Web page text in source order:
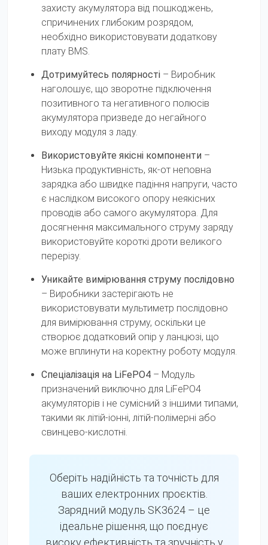
захисту акумулятора від пошкоджень,
спричинених глибоким розрядом,
необхідно використовувати додаткову
плату BMS.
Дотримуйтесь полярності – Виробник
наголошує, що зворотне підключення
позитивного та негативного полюсів
акумулятора призведе до негайного
виходу модуля з ладу.
Використовуйте якісні компоненти –
Низька продуктивність, як-от неповна
зарядка або швидке падіння напруги, часто
є наслідком високого опору неякісних
проводів або самого акумулятора. Для
досягнення максимального струму заряду
використовуйте короткі дроти великого
перерізу.
Уникайте вимірювання струму послідовно
– Виробники застерігають не
використовувати мультиметр послідовно
для вимірювання струму, оскільки це
створює додатковий опір у ланцюзі, що
може вплинути на коректну роботу модуля.
Спеціалізація на LiFePO4 – Модуль
призначений виключно для LiFePO4
акумуляторів і не сумісний з іншими типами,
такими як літій-іонні, літій-полімерні або
свинцево-кислотні.
Оберіть надійність та точність для
ваших електронних проєктів.
Зарядний модуль SK3624 – це
ідеальне рішення, що поєднує
високу ефективність та зручність у